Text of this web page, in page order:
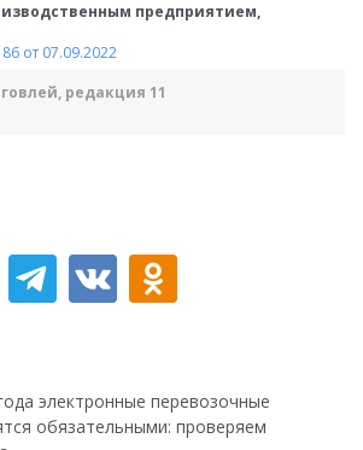
предприятием,
от 07.09.2022
редакция 11
электронные перевозочные
обязательными: проверяем